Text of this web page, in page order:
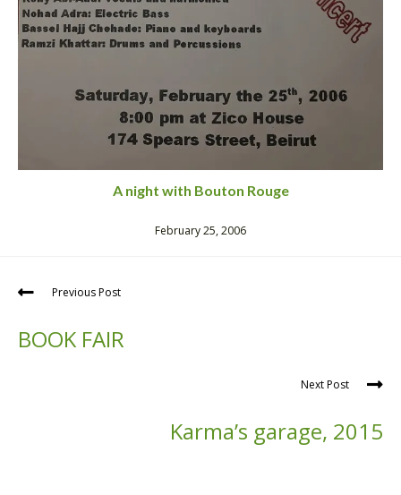
A night with Bouton Rouge
February 25, 2006
Previous Post
BOOK FAIR
Next Post
Karma’s garage, 2015